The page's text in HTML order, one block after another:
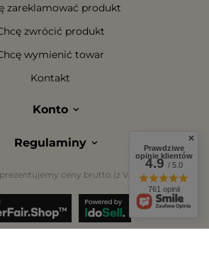
zareklamować produkt
zwrócić produkt
wymienić towar
Kontakt
Konto
Regulaminy
ceny brutto (z VAT).
Prawdziwe
opinie klientów
4.9/ 5.0
761 opinii